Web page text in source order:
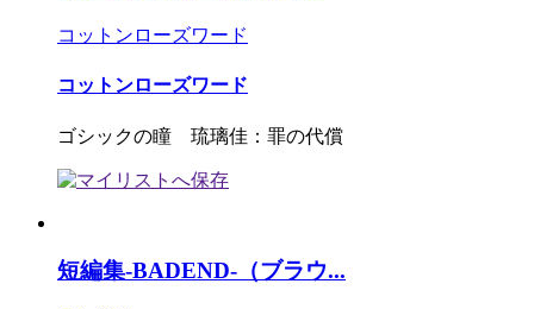
コットンローズワード
コットンローズワード
ゴシックの瞳 琉璃佳：罪の代償
短編集-BADEND-（ブラウ...